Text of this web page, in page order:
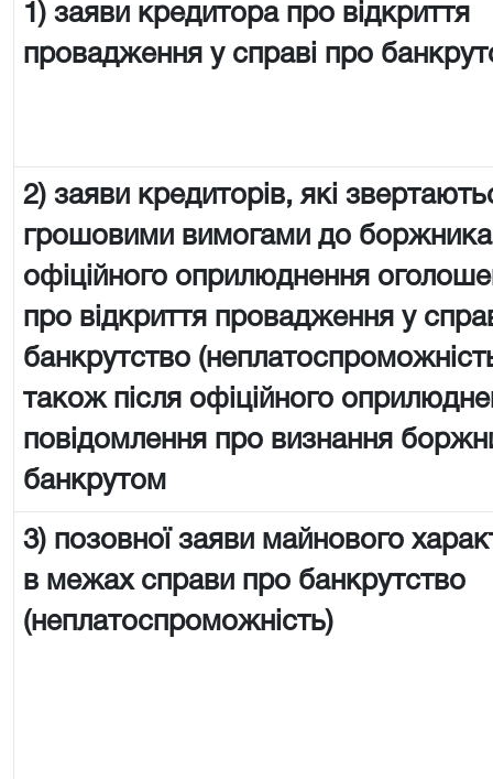
1) заяви кредитора про відкриття
провадження у справі про
2) заяви кредиторів, які
грошовими вимогами до боржника
офіційного оприлюднення
про відкриття провадження у
банкрутство
також після офіційного
повідомлення про визнання
банкрутом
3) позовної заяви майнового
в межах справи про банкрутство
(неплатоспроможність)